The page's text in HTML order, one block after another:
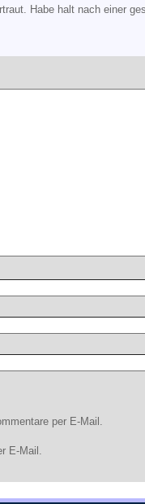
Habe halt nach einer
per E-Mail.
E-Mail.